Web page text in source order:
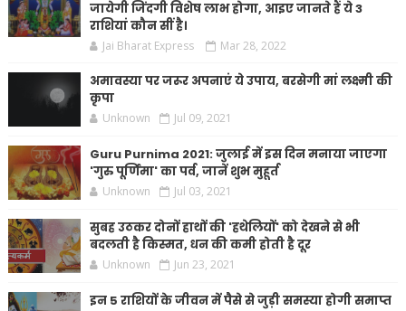
जायेगी जिंदगी विशेष लाभ होगा, आइए जानते हैं ये 3
राशियां कौन सीं है।
Jai Bharat Express Mar 28, 2022
अमावस्या पर जरूर अपनाएं ये उपाय, बरसेगी मां लक्ष्मी की
कृपा
Unknown Jul 09, 2021
Guru Purnima 2021: जुलाई में इस दिन मनाया जाएगा
'गुरु पूर्णिमा' का पर्व, जानें शुभ मुहूर्त
Unknown Jul 03, 2021
सुबह उठकर दोनों हाथों की 'हथेलियों' को देखने से भी
बदलती है किस्मत, धन की कमी होती है दूर
Unknown Jun 23, 2021
इन 5 राशियों के जीवन में पैसे से जुड़ी समस्या होगी समाप्त